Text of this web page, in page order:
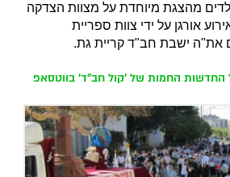
מהצגת מיוחדת על מצוות הצדקה
אורגן על ידי צוות ספריית
את"ה ישבת חב"ד קריית גת.
החדשות החמות של 'קול חב"ד' בווטסאפ